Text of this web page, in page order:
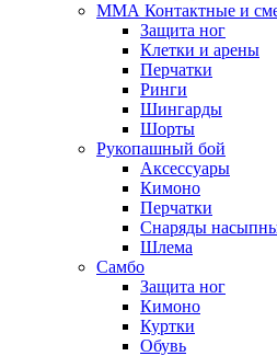
ММА Контактные и
Защита ног
Клетки и арены
Перчатки
Ринги
Шингарды
Шорты
Рукопашный бой
Аксессуары
Кимоно
Перчатки
Снаряды
Шлема
Самбо
Защита ног
Кимоно
Куртки
Обувь